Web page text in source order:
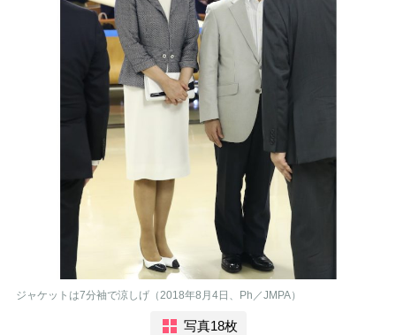
ジャケットは7分袖で涼しげ（2018年8月4日、Ph／JMPA）
写真18枚